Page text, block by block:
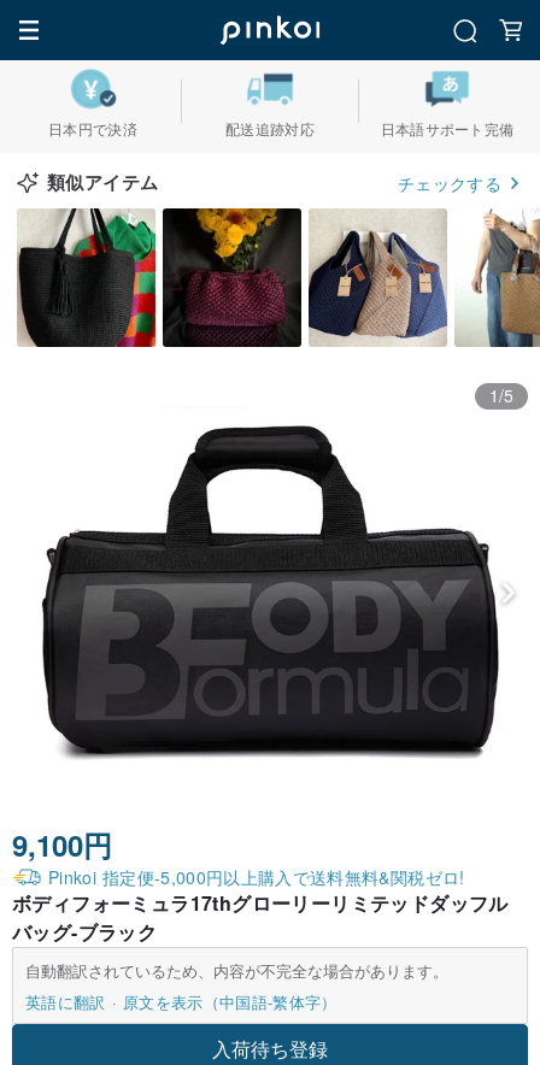
日本円で決済 配送追跡対応 日本語サポート完備
類似アイテム チェックする
1/5
9,100円
Pinkoi 指定便-5,000円以上購入で送料無料&関税ゼロ!
ボディフォーミュラ17thグローリーリミテッドダッフル
バッグ-ブラック
自動翻訳されているため、内容が不完全な場合があります。
英語に翻訳
原文を表示（中国語-繁体字）
入荷待ち登録